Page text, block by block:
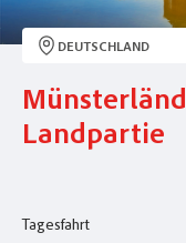
DEUTSCHLAND
Landpartie
Tagesfahrt